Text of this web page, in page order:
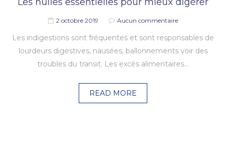
2 octobre 2019 Aucun commentaire
Les indigestions sont fréquentes et sont responsables de
lourdeurs digestives, nausées, ballonnements voir des
troubles du transit. Les excès alimentaires…
READ MORE